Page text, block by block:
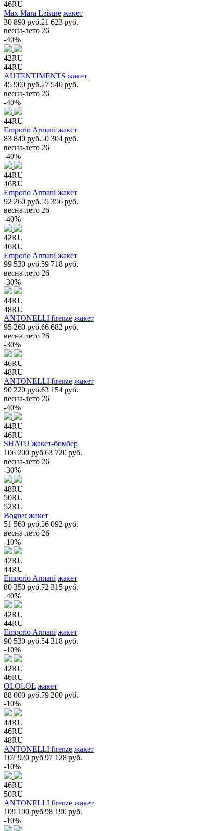
46RU
Max Mara Leisure жакет
30 890 руб.21 623 руб.
весна-лето 26
-40%
42RU
44RU
AUTENTIMENTS жакет
45 900 руб.27 540 руб.
весна-лето 26
-40%
44RU
Emporio Armani жакет
83 840 руб.50 304 руб.
весна-лето 26
-40%
44RU
46RU
Emporio Armani жакет
92 260 руб.55 356 руб.
весна-лето 26
-40%
42RU
46RU
Emporio Armani жакет
99 530 руб.59 718 руб.
весна-лето 26
-30%
44RU
48RU
ANTONELLI firenze жакет
95 260 руб.66 682 руб.
весна-лето 26
-30%
46RU
48RU
ANTONELLI firenze жакет
90 220 руб.63 154 руб.
весна-лето 26
-40%
44RU
46RU
SHATU жакет-бомбер
106 200 руб.63 720 руб.
весна-лето 26
-30%
48RU
50RU
52RU
Bogner жакет
51 560 руб.36 092 руб.
весна-лето 26
-10%
42RU
44RU
Emporio Armani жакет
80 350 руб.72 315 руб.
-40%
42RU
44RU
Emporio Armani жакет
90 530 руб.54 318 руб.
-10%
42RU
46RU
OLOLOL жакет
88 000 руб.79 200 руб.
-10%
44RU
46RU
48RU
ANTONELLI firenze жакет
107 920 руб.97 128 руб.
-10%
46RU
50RU
ANTONELLI firenze жакет
109 100 руб.98 190 руб.
-10%